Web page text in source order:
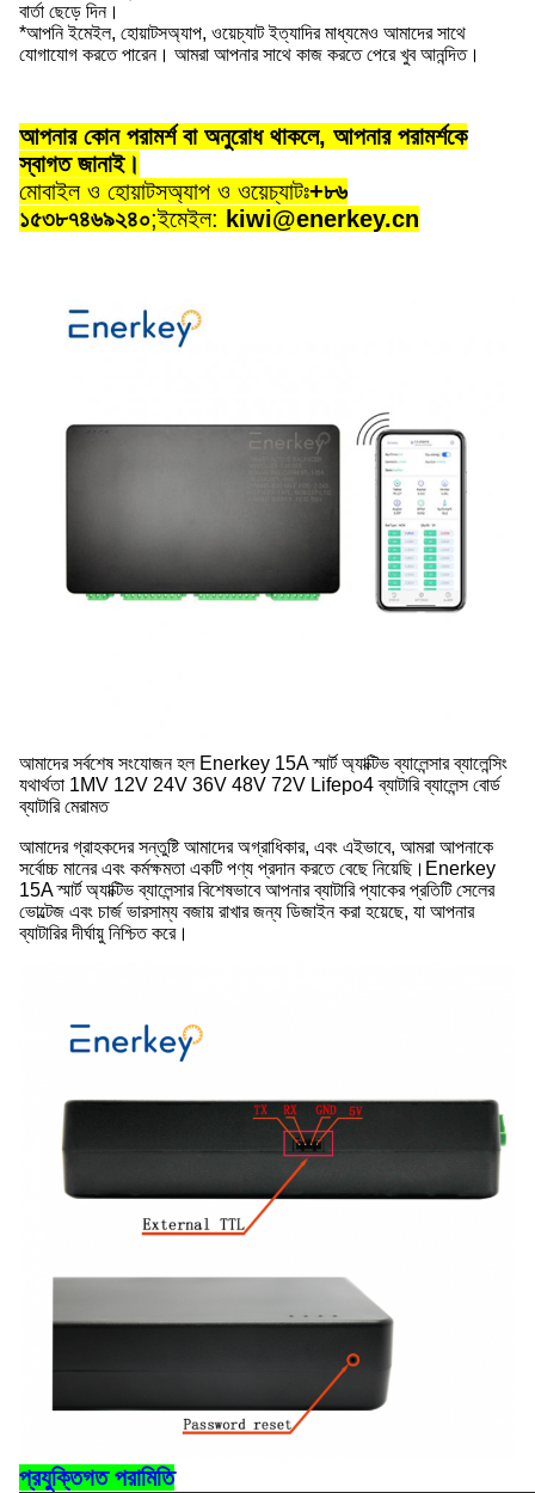
বার্তা ছেড়ে দিন।
*আপনি ইমেইল, হোয়াটসঅ্যাপ, ওয়েচ্যাট ইত্যাদির মাধ্যমেও আমাদের সাথে
যোগাযোগ করতে পারেন। আমরা আপনার সাথে কাজ করতে পেরে খুব আনন্দিত।
আপনার কোন পরামর্শ বা অনুরোধ থাকলে, আপনার পরামর্শকে
স্বাগত জানাই।
মোবাইল ও হোয়াটসঅ্যাপ ও ওয়েচ্যাটঃ+৮৬
১৫৩৮৭৪৬৯২৪০;ইমেইল: kiwi@enerkey.cn
আমাদের সর্বশেষ সংযোজন হল Enerkey 15A স্মার্ট অ্যাক্টিভ ব্যালেন্সার ব্যালেন্সিং
যথার্থতা 1MV 12V 24V 36V 48V 72V Lifepo4 ব্যাটারি ব্যালেন্স বোর্ড
ব্যাটারি মেরামত
আমাদের গ্রাহকদের সন্তুষ্টি আমাদের অগ্রাধিকার, এবং এইভাবে, আমরা আপনাকে
সর্বোচ্চ মানের এবং কর্মক্ষমতা একটি পণ্য প্রদান করতে বেছে নিয়েছি।Enerkey
15A স্মার্ট অ্যাক্টিভ ব্যালেন্সার বিশেষভাবে আপনার ব্যাটারি প্যাকের প্রতিটি সেলের
ভোল্টেজ এবং চার্জ ভারসাম্য বজায় রাখার জন্য ডিজাইন করা হয়েছে, যা আপনার
ব্যাটারির দীর্ঘায়ু নিশ্চিত করে।
প্রযুক্তিগত পরামিতি